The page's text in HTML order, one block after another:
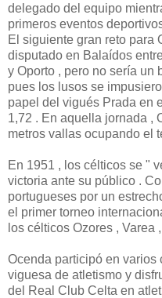
delegado del equipo
primeros eventos
El siguiente gran reto para
disputado en Balaídos
y Oporto , pero no sería un
pues los lusos se
papel del vigués Prada en
1,72 . En aquella jornada ,
metros vallas ocupando el
En 1951 , los célticos se "
victoria ante su público .
portugueses por un
el primer torneo
los célticos Ozores , Varea
Ocenda participó en varios
viguesa de atletismo y
del Real Club Celta en